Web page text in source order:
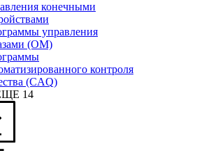
конечными
управления
(OM)
контроля
(CAQ)
14